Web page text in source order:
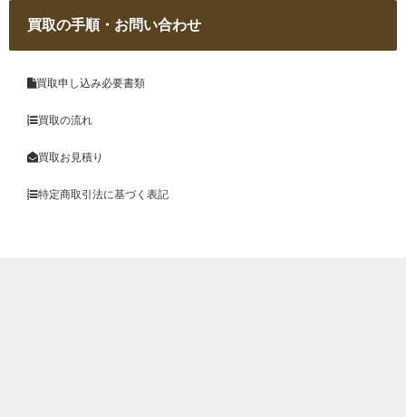
買取の手順・お問い合わせ
買取申し込み必要書類
買取の流れ
買取お見積り
特定商取引法に基づく表記